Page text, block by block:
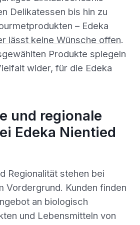
Delikatessen bis hin zu
– Edeka
lässt keine Wünsche offen.
Produkte spiegeln
wider, für die Edeka
und regionale
Edeka Nientied
Regionalität stehen bei
Vordergrund. Kunden finden
an biologisch
und Lebensmitteln von